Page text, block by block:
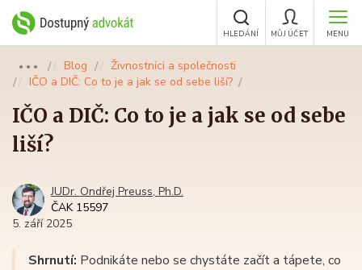
MENU
MŮJ ÚČET
HLEDÁNÍ
●●● Blog
Živnostníci a společnosti
IČO a DIČ: Co to je a jak se od sebe liší?
IČO a DIČ: Co to je a jak se od sebe
liší?
JUDr. Ondřej Preuss, Ph.D.
ČAK 15597
5. září 2025
Shrnutí: Podnikáte nebo se chystáte začít a tápete, co